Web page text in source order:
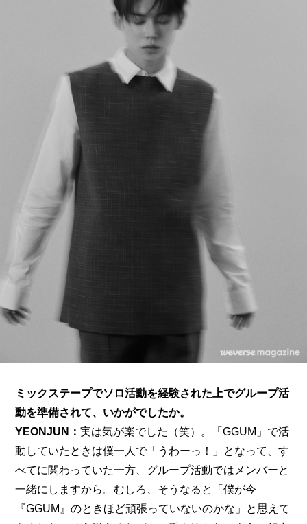
ミックステープでソロ活動を経験された上でグループ活
動を準備されて、いかがでしたか。
YEONJUN：実は気が楽でした（笑）。「GGUM」で活
動していたときは僕一人で「うわーっ！」となって、す
べてに関わっていた一方、グループ活動ではメンバーと
一緒にしますから。むしろ、そうなると「僕が今
『GGUM』のときほど頑張っていないのかな」と思えて